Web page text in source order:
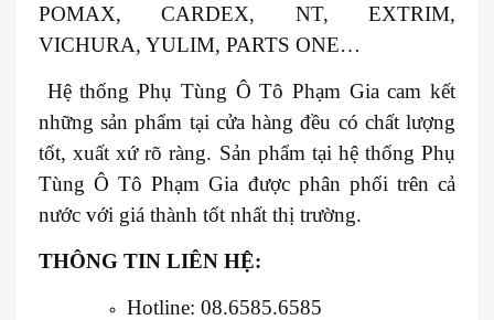
POMAX, CARDEX, NT, EXTRIM,
VICHURA, YULIM, PARTS ONE…
Hệ thống Phụ Tùng Ô Tô Phạm Gia cam kết
những sản phẩm tại cửa hàng đều có chất lượng
tốt, xuất xứ rõ ràng. Sản phẩm tại hệ thống Phụ
Tùng Ô Tô Phạm Gia được phân phối trên cả
nước với giá thành tốt nhất thị trường.
THÔNG TIN LIÊN HỆ:
Hotline: 08.6585.6585